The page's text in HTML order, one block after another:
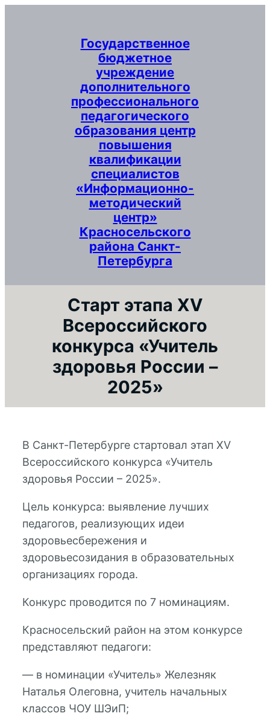
Государственное
бюджетное
учреждение
дополнительного
профессионального
педагогического
образования центр
повышения
квалификации
специалистов
«Информационно-
методический
центр»
Красносельского
района Санкт-
Петербурга
Старт этапа XV
Всероссийского
конкурса «Учитель
здоровья России –
2025»
В Санкт-Петербурге стартовал этап XV
Всероссийского конкурса «Учитель
здоровья России – 2025».
Цель конкурса: выявление лучших
педагогов, реализующих идеи
здоровьесбережения и
здоровьесозидания в образовательных
организациях города.
Конкурс проводится по 7 номинациям.
Красносельский район на этом конкурсе
представляют педагоги:
— в номинации «Учитель» Железняк
Наталья Олеговна, учитель начальных
классов ЧОУ ШЭиП;